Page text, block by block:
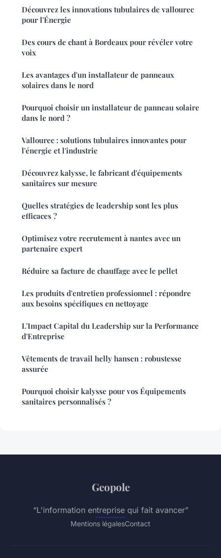
Découvrez les innovations tubulaires de vallourec
pour l'Énergie
Des cours de chant à Bordeaux pour révéler votre
voix
Les avantages d'un installateur de panneaux
solaires dans le nord
Pourquoi choisir un installateur de panneau solaire
dans le nord ?
Vallourec : solutions tubulaires innovantes pour
l'énergie et l'industrie
Découvrez kalysse, le fabricant d'équipements
sanitaires sur mesure
Quelles stratégies de leadership sont les plus
efficaces ?
Optimisez votre recrutement à nantes avec un
partenaire expert
Réduire sa facture de chauffage avec le pellet
Les produits d'entretien professionnel : répondre
aux besoins spécifiques en nettoyage
L'Impact Capital du Leadership sur la Performance
d'Entreprise
Vêtements de travail helly hansen : robustesse
assurée
Pourquoi choisir kalysse pour vos Équipements
sanitaires personnalisés ?
Geopole
“L'information entreprise qui fait avancer”
Mentions légalesContact